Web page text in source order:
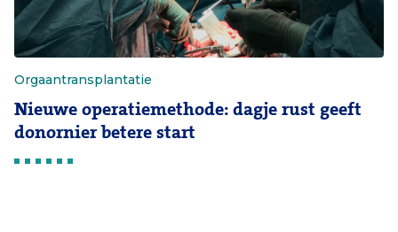
Orgaantransplantatie
Nieuwe operatiemethode: dagje rust geeft
donornier betere start